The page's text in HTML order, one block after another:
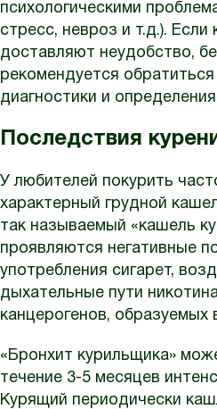
психологическими
стресс, невроз и т.д.).
доставляют неудобство,
рекомендуется
диагностики и
Последствия
У любителей покурить
характерный грудной
так называемый «кашель
проявляются негативные
употребления сигарет,
дыхательные пути
канцерогенов, образуемых
«Бронхит курильщика»
течение 3-5 месяцев
Курящий периодически